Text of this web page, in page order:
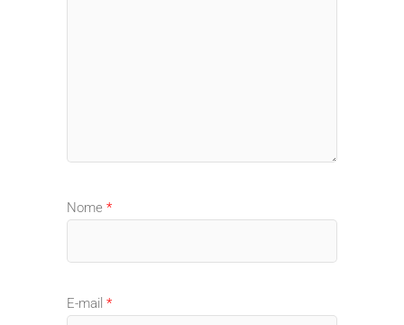
Nome *
E-mail *